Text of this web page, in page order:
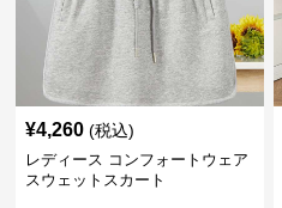
¥4,260 (税込)
レディース コンフォートウェア
スウェットスカート